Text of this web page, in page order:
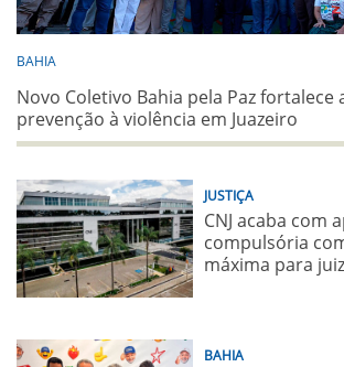
BAHIA
Novo Coletivo Bahia pela Paz fortalece
prevenção à violência em Juazeiro
JUSTIÇA
CNJ acaba com
compulsória
máxima para juiz
BAHIA